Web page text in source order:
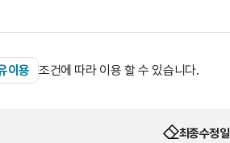
이용 조건에 따라 이용 할 수 있습니다.
최종수정일